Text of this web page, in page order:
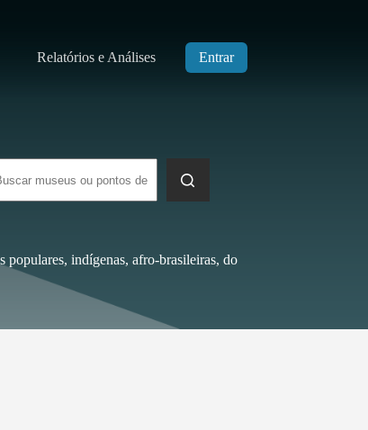
Relatórios e Análises Entrar
populares, indígenas, afro-brasileiras, do